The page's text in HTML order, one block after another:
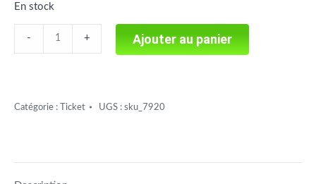
En stock
et
neige
- + Ajouter au panier
Catégorie : Ticket UGS : sku_7920